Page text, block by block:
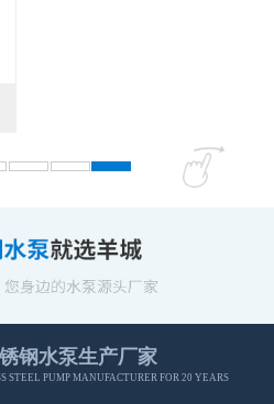
钢水泵生产厂家
STEEL PUMP MANUFACTURER FOR 20 YEARS